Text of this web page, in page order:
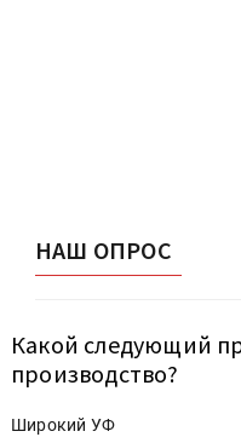
НАШ ОПРОС
Какой следующий
производство?
Широкий УФ